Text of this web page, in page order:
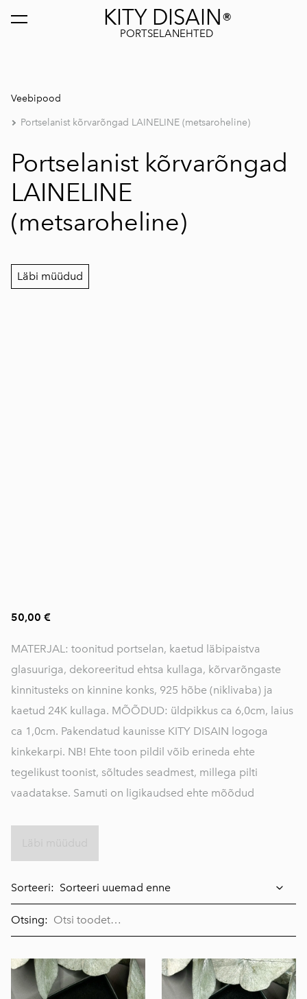
KITY DISAIN®
PORTSELANEHTED
lisati ostukorvi. Vaata ostukorvi
Veebipood
Portselanist kõrvarõngad LAINELINE (metsaroheline)
Portselanist kõrvarõngad
LAINELINE
(metsaroheline)
Läbi müüdud
50,00 €
MATERJAL: toonitud portselan, kaetud läbipaistva
glasuuriga, dekoreeritud ehtsa kullaga, kõrvarõngaste
kinnitusteks on kinnine konks, 925 hõbe (niklivaba) ja
kaetud 24K kullaga. MÕÕDUD: üldpikkus ca 6,0cm, laius
ca 1,0cm. Pakendatud kaunisse KITY DISAIN logoga
kinkekarpi. NB! Ehte toon pildil võib erineda ehte
tegelikust toonist, sõltudes seadmest, millega pilti
vaadatakse. Samuti on ligikaudsed ehte mõõdud
Sorteeri:
Otsing: